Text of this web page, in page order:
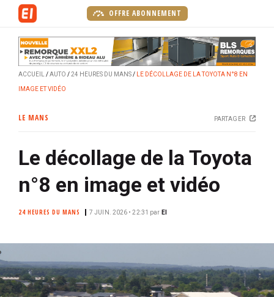
i
n
c
i
OFFRE ABONNEMENT
ACCUEIL AUTO 24 HEURES DU MANS LE DÉCOLLAGE DE LA TOYOTA N°8 EN
IMAGE ET VIDÉO
LE MANS PARTAGER
Le décollage de la Toyota
n°8 en image et vidéo
24 HEURES DU MANS 7 JUIN. 2026 • 22:31 par EI